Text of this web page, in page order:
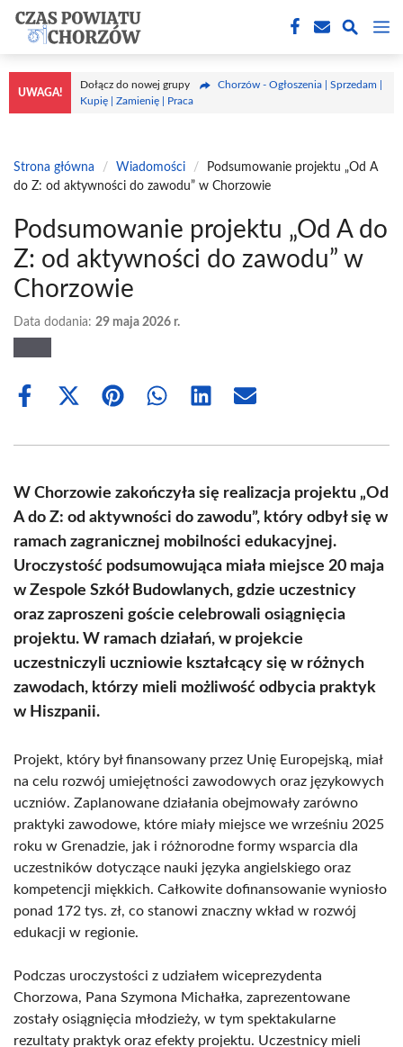
Przejdź
treści
UWAGA!
Dołącz do nowej grupy
Chorzów - Ogłoszenia | Sprzedam |
Kupię | Zamienię | Praca
Strona główna / Wiadomości /
Podsumowanie projektu „Od A
do Z: od aktywności do zawodu” w Chorzowie
Podsumowanie projektu „Od A do
Z: od aktywności do zawodu” w
Chorzowie
Data dodania: 29 maja 2026 r.
Share
Share
(Twitter)
Share Share Share Share
W Chorzowie zakończyła się realizacja projektu „Od
A do Z: od aktywności do zawodu”, który odbył się w
ramach zagranicznej mobilności edukacyjnej.
Uroczystość podsumowująca miała miejsce 20 maja
w Zespole Szkół Budowlanych, gdzie uczestnicy
oraz zaproszeni goście celebrowali osiągnięcia
projektu. W ramach działań, w projekcie
uczestniczyli uczniowie kształcący się w różnych
zawodach, którzy mieli możliwość odbycia praktyk
w Hiszpanii.
Projekt, który był finansowany przez Unię Europejską, miał
na celu rozwój umiejętności zawodowych oraz językowych
uczniów. Zaplanowane działania obejmowały zarówno
praktyki zawodowe, które miały miejsce we wrześniu 2025
roku w Grenadzie, jak i różnorodne formy wsparcia dla
uczestników dotyczące nauki języka angielskiego oraz
kompetencji miękkich. Całkowite dofinansowanie wyniosło
ponad 172 tys. zł, co stanowi znaczny wkład w rozwój
edukacji w regionie.
Podczas uroczystości z udziałem wiceprezydenta
Chorzowa, Pana Szymona Michałka, zaprezentowane
zostały osiągnięcia młodzieży, w tym spektakularne
rezultaty praktyk oraz efekty projektu. Uczestnicy mieli